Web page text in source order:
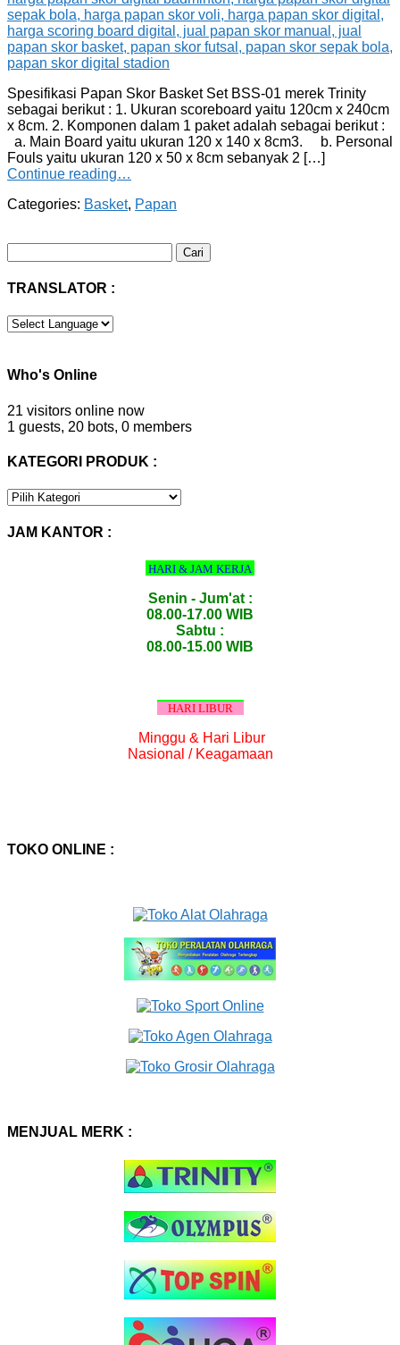
Spesifikasi Papan Skor Basket Set BSS-01 merek Trinity
sebagai berikut : 1. Ukuran scoreboard yaitu 120cm x 240cm
x 8cm. 2. Komponen dalam 1 paket adalah sebagai berikut :
a. Main Board yaitu ukuran 120 x 140 x 8cm3. b. Personal
Fouls yaitu ukuran 120 x 50 x 8cm sebanyak 2 […]
Continue reading…
Categories: Basket, Papan
untuk:
TRANSLATOR :
Who's Online
21 visitors online now
1 guests, 20 bots, 0 members
KATEGORI PRODUK :
KATEGORI
JAM KANTOR :
HARI & JAM KERJA
Senin - Jum'at :
08.00-17.00 WIB
Sabtu :
08.00-15.00 WIB
HARI LIBUR
Minggu & Hari Libur
Nasional / Keagamaan
TOKO ONLINE :
MENJUAL MERK :